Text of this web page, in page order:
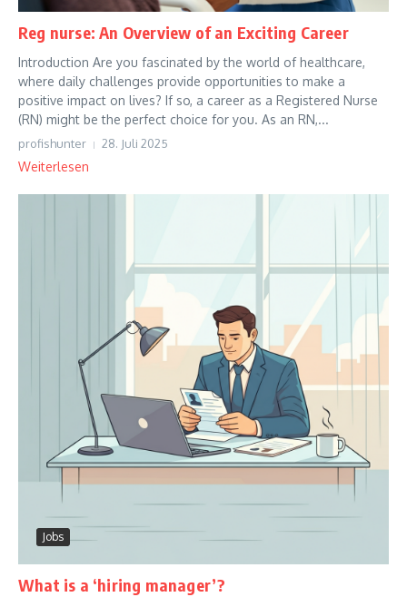
Reg nurse: An Overview of an Exciting Career
Introduction Are you fascinated by the world of healthcare,
where daily challenges provide opportunities to make a
positive impact on lives? If so, a career as a Registered Nurse
(RN) might be the perfect choice for you. As an RN,...
profishunter 28. Juli 2025
Weiterlesen
Jobs
What is a ‘hiring manager’?